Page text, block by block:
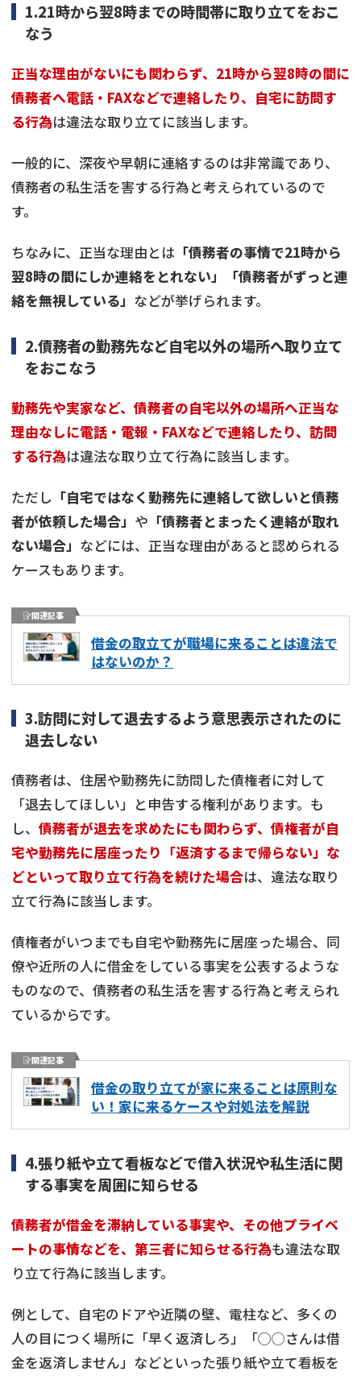
1.21時から翌8時までの時間帯に取り立てをおこ
なう
正当な理由がないにも関わらず、21時から翌8時の間に
債務者へ電話・FAXなどで連絡したり、自宅に訪問す
る行為は違法な取り立てに該当します。
一般的に、深夜や早朝に連絡するのは非常識であり、
債務者の私生活を害する行為と考えられているので
す。
ちなみに、正当な理由とは 「債務者の事情で21時から
翌8時の間にしか連絡をとれない」「債務者がずっと連
絡を無視している」 などが挙げられます。
2.債務者の勤務先など自宅以外の場所へ取り立て
をおこなう
勤務先や実家など、債務者の自宅以外の場所へ正当な
理由なしに電話・電報・FAXなどで連絡したり、訪問
する行為は違法な取り立て行為に該当します。
ただし 「自宅ではなく勤務先に連絡して欲しいと債務
者が依頼した場合」 や 「債務者とまったく連絡が取れ
ない場合」 などには、正当な理由があると認められる
ケースもあります。
関連記事
借金の取立てが職場に来ることは違法で
はないのか？
3.訪問に対して退去するよう意思表示されたのに
退去しない
債務者は、住居や勤務先に訪問した債権者に対して
「退去してほしい」と申告する権利があります。も
し、 債務者が退去を求めたにも関わらず、債権者が自
宅や勤務先に居座ったり「返済するまで帰らない」な
どといって取り立て行為を続けた場合は、違法な取り
立て行為に該当します。
債権者がいつまでも自宅や勤務先に居座った場合、同
僚や近所の人に借金をしている事実を公表するような
ものなので、債務者の私生活を害する行為と考えられ
ているからです。
関連記事
借金の取り立てが家に来ることは原則な
い！家に来るケースや対処法を解説
4.張り紙や立て看板などで借入状況や私生活に関
する事実を周囲に知らせる
債務者が借金を滞納している事実や、その他プライベ
ートの事情などを、第三者に知らせる行為も違法な取
り立て行為に該当します。
例として、自宅のドアや近隣の壁、電柱など、多くの
人の目につく場所に「早く返済しろ」「◯◯さんは借
金を返済しません」などといった張り紙や立て看板を